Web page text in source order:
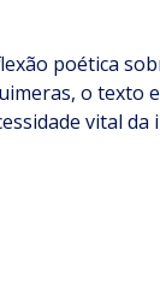
poética
o texto
vital da